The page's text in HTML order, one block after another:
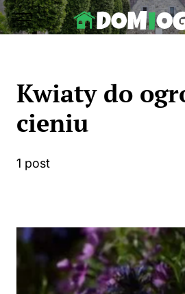
Skip
to
Kwiaty do
cieniu
1 post